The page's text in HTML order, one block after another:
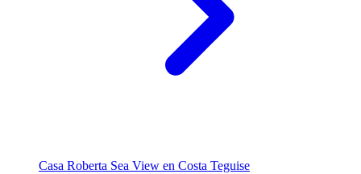
Casa Roberta Sea View en Costa Teguise